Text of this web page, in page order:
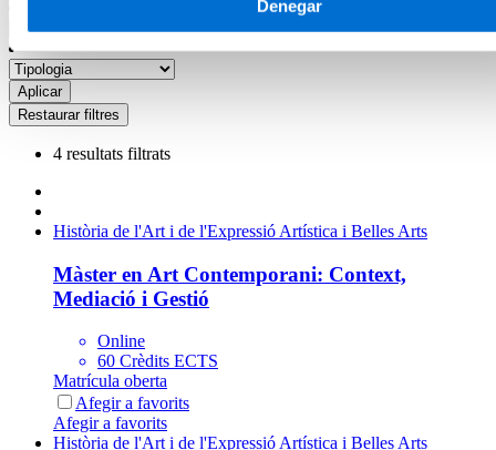
Denegar
4 resultats filtrats
Història de l'Art i de l'Expressió Artística i Belles Arts
Màster en Art Contemporani: Context,
Mediació i Gestió
Online
60 Crèdits ECTS
Matrícula oberta
Afegir a favorits
Afegir a favorits
Història de l'Art i de l'Expressió Artística i Belles Arts